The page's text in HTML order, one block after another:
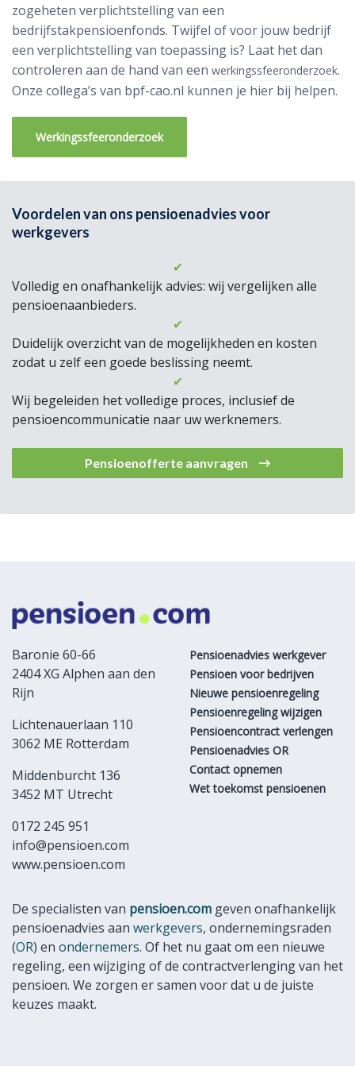
zogeheten verplichtstelling van een
bedrijfstakpensioenfonds. Twijfel of voor jouw bedrijf
een verplichtstelling van toepassing is? Laat het dan
controleren aan de hand van een werkingssfeeronderzoek.
Onze collega’s van bpf-cao.nl kunnen je hier bij helpen.
Werkingssfeeronderzoek
Voordelen van ons pensioenadvies voor
werkgevers
✔
Volledig en onafhankelijk advies: wij vergelijken alle
pensioenaanbieders.
✔
Duidelijk overzicht van de mogelijkheden en kosten
zodat u zelf een goede beslissing neemt.
✔
Wij begeleiden het volledige proces, inclusief de
pensioencommunicatie naar uw werknemers.
Pensioenofferte aanvragen
Baronie 60-66
2404 XG Alphen aan den
Rijn
Lichtenauerlaan 110
3062 ME Rotterdam
Middenburcht 136
3452 MT Utrecht
0172 245 951
info@pensioen.com
www.pensioen.com
Pensioenadvies werkgever
Pensioen voor bedrijven
Nieuwe pensioenregeling
Pensioenregeling wijzigen
Pensioencontract verlengen
Pensioenadvies OR
Contact opnemen
Wet toekomst pensioenen
De specialisten van pensioen.com geven onafhankelijk
pensioenadvies aan werkgevers, ondernemingsraden
(OR) en ondernemers. Of het nu gaat om een nieuwe
regeling, een wijziging of de contractverlenging van het
pensioen. We zorgen er samen voor dat u de juiste
keuzes maakt.